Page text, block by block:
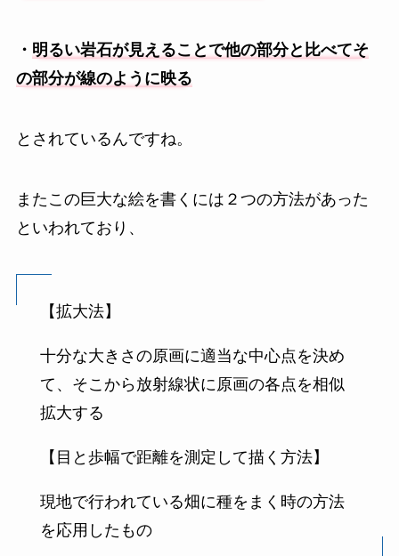
・ 明るい岩石が見えることで他の部分と比べてそ
の部分が線のように映る
とされているんですね。
またこの巨大な絵を書くには２つの方法があった
といわれており、
【拡大法】
十分な大きさの原画に適当な中心点を決め
て、そこから放射線状に原画の各点を相似
拡大する
【目と歩幅で距離を測定して描く方法】
現地で行われている畑に種をまく時の方法
を応用したもの